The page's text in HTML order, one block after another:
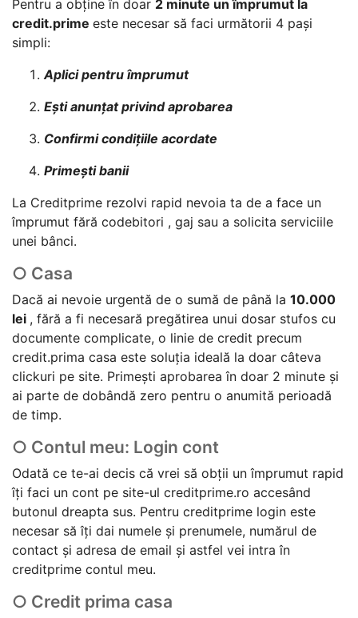
Pentru a obține în doar 2 minute un împrumut la
credit.prime este necesar să faci următorii 4 pași
simpli:
Aplici pentru împrumut
Ești anunțat privind aprobarea
Confirmi condițiile acordate
Primești banii
La Creditprime rezolvi rapid nevoia ta de a face un
împrumut fără codebitori , gaj sau a solicita serviciile
unei bânci.
○ Casa
Dacă ai nevoie urgentă de o sumă de până la 10.000
lei , fără a fi necesară pregătirea unui dosar stufos cu
documente complicate, o linie de credit precum
credit.prima casa este soluția ideală la doar câteva
clickuri pe site. Primești aprobarea în doar 2 minute și
ai parte de dobândă zero pentru o anumită perioadă
de timp.
○ Contul meu: Login cont
Odată ce te-ai decis că vrei să obții un împrumut rapid
îți faci un cont pe site-ul creditprime.ro accesând
butonul dreapta sus. Pentru creditprime login este
necesar să îți dai numele și prenumele, numărul de
contact și adresa de email și astfel vei intra în
creditprime contul meu.
○ Credit prima casa